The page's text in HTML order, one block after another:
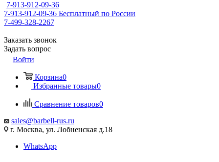
7-913-912-09-36
7-913-912-09-36 Бесплатный по России
7-499-328-2267
Заказать звонок
Задать вопрос
Войти
Корзина0
Избранные товары0
Сравнение товаров0
sales@barbell-rus.ru
г. Москва, ул. Лобненская д.18
WhatsApp